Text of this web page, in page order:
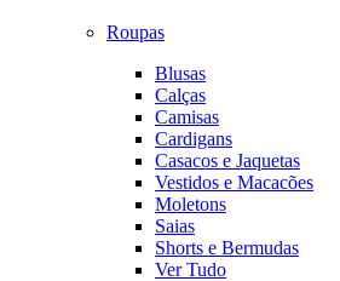
Roupas
Blusas
Calças
Camisas
Cardigans
Casacos e Jaquetas
Vestidos e Macacões
Moletons
Saias
Shorts e Bermudas
Ver Tudo